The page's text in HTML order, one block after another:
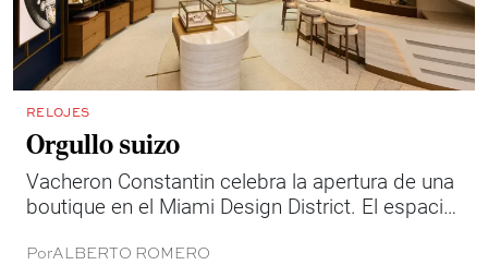
RELOJES
Orgullo suizo
Vacheron Constantin celebra la apertura de una
boutique en el Miami Design District. El espacio
un vínculo irresistible entre el arte y la alta
PorALBERTO ROMERO